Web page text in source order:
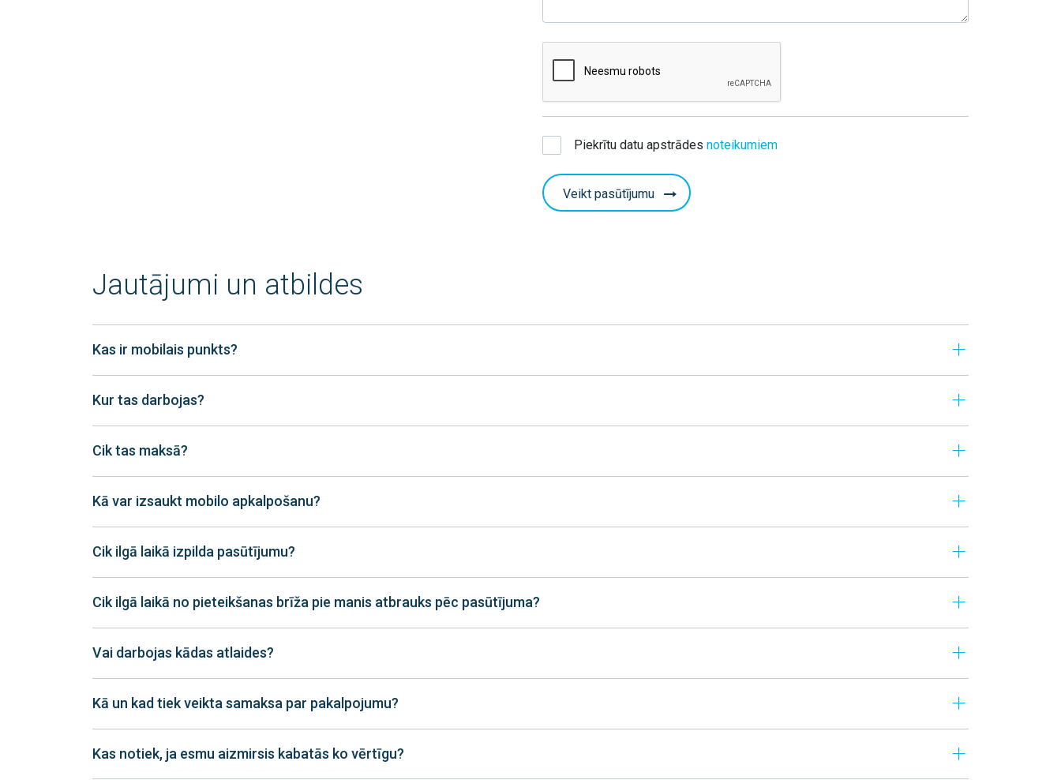
Piekrītu datu apstrādes noteikumiem
Veikt pasūtījumu
Jautājumi un atbildes
Kas ir mobilais punkts?
Kur tas darbojas?
Cik tas maksā?
Kā var izsaukt mobilo apkalpošanu?
Cik ilgā laikā izpilda pasūtījumu?
Cik ilgā laikā no pieteikšanas brīža pie manis atbrauks pēc pasūtījuma?
Vai darbojas kādas atlaides?
Kā un kad tiek veikta samaksa par pakalpojumu?
Kas notiek, ja esmu aizmirsis kabatās ko vērtīgu?